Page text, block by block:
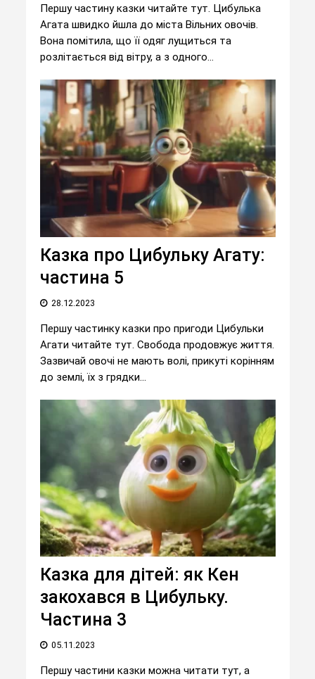
Першу частину казки читайте тут. Цибулька
Агата швидко йшла до міста Вільних овочів.
Вона помітила, що її одяг лущиться та
розлітається від вітру, а з одного...
Казка про Цибульку Агату:
частина 5
28.12.2023
Першу частинку казки про пригоди Цибульки
Агати читайте тут. Свобода продовжує життя.
Зазвичай овочі не мають волі, прикуті корінням
до землі, їх з грядки...
Казка для дітей: як Кен
закохався в Цибульку.
Частина 3
05.11.2023
Першу частини казки можна читати тут, а